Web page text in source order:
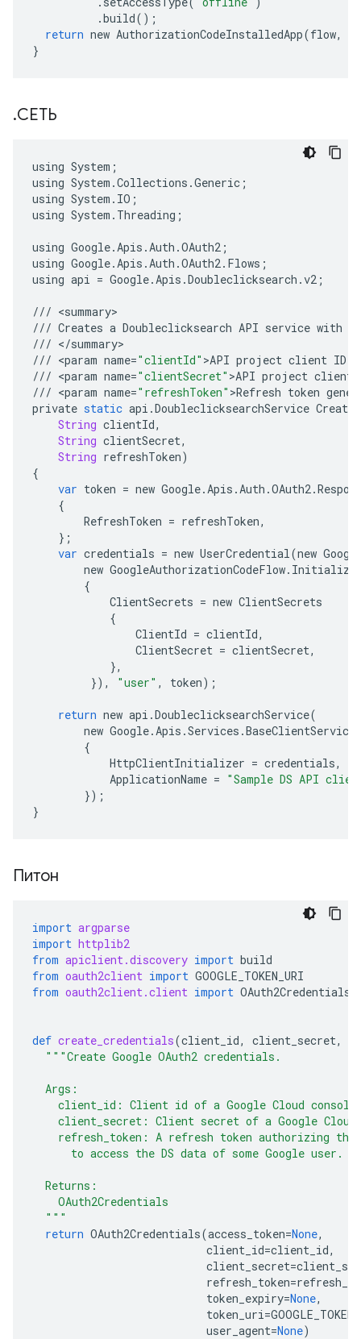
.build();
return new AuthorizationCodeInstalledApp(flow,
}
.СЕТЬ
using System ;
using System .Collections .Generic ;
using System . IO ;
using System . Threading ;
using Google.Apis .Auth .OAuth2 ;
using Google.Apis .Auth .OAuth2. Flows ;
using api = Google.Apis .Doubleclicksearch .v2 ;
/// <summary
/// Creates a Doubleclicksearch API service with
/// </summary
/// <param name="clientId" >API project client ID
/// <param name="clientSecret" >API project client
/// <param name="refreshToken" >Refresh token
private static api .DoubleclicksearchService
String clientId,
String clientSecret,
String refreshToken)
{
var token = new Google.Apis .Auth .OAuth2.
{
RefreshToken = refreshToken,
};
var credentials = new UserCredential(new
new GoogleAuthorizationCodeFlow.
{
ClientSecrets = new ClientSecrets
{
ClientId = clientId,
ClientSecret = clientSecret,
},
}),
"user" , token);
return new api .DoubleclicksearchService(
new Google.Apis .Services .BaseClientService
{
HttpClientInitializer = credentials,
ApplicationName = "Sample DS API
});
}
Питон
import argparse
import httplib2
from apiclient.discovery import build
from oauth2client import GOOGLE_TOKEN_URI
from oauth2client.client import OAuth2Credentials
def create_credentials(client_id, client_secret,
"""Create Google OAuth2 credentials.
  Args:
client_id: Client id of a Google Cloud console
client_secret: Client secret of a Google
refresh_token: A refresh token authorizing
      to access the DS data of some Google user.
  Returns:
    OAuth2Credentials
  """
return OAuth2Credentials(access_token=None,
client_id=client_id,
client_secret=
refresh_token=
token_expiry=None,
token_uri=
user_agent=None)